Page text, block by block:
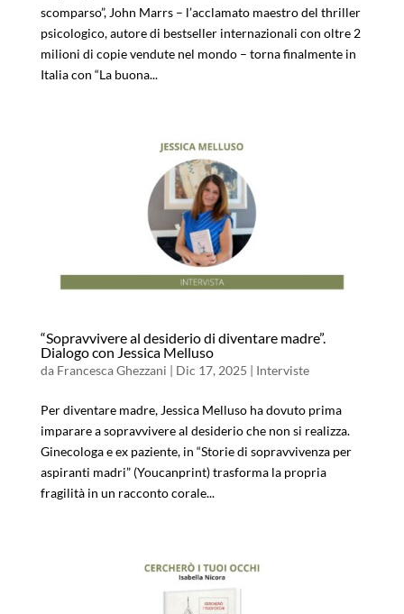
scomparso”, John Marrs – l’acclamato maestro del thriller
psicologico, autore di bestseller internazionali con oltre 2
milioni di copie vendute nel mondo – torna finalmente in
Italia con “La buona...
“Sopravvivere al desiderio di diventare madre”.
Dialogo con Jessica Melluso
da Francesca Ghezzani | Dic 17, 2025 | Interviste
Per diventare madre, Jessica Melluso ha dovuto prima
imparare a sopravvivere al desiderio che non si realizza.
Ginecologa e ex paziente, in “Storie di sopravvivenza per
aspiranti madri” (Youcanprint) trasforma la propria
fragilità in un racconto corale...